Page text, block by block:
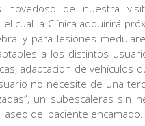
novedoso de nuestra
cual la Clínica adquirirá
y para lesiones
a los distintos
adaptacion de vehículos
no necesite de una
un subescaleras sin
aseo del paciente encamado.